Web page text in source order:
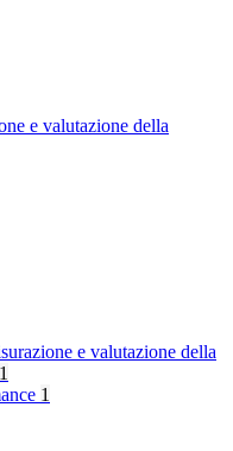
e valutazione della
e valutazione della
1
1